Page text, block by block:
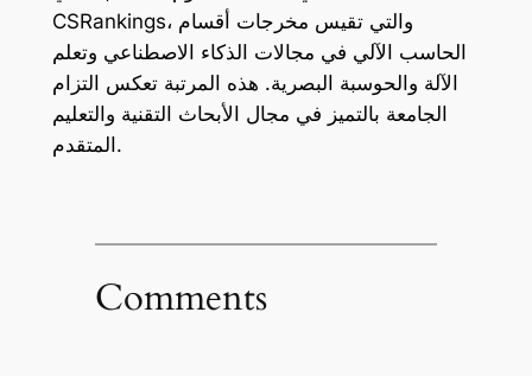
CSRankings، والتي تقيس مخرجات أقسام
الحاسب الآلي في مجالات الذكاء الاصطناعي وتعلم
الآلة والحوسبة البصرية. هذه المرتبة تعكس التزام
الجامعة بالتميز في مجال الأبحاث التقنية والتعليم
المتقدم.
Comments